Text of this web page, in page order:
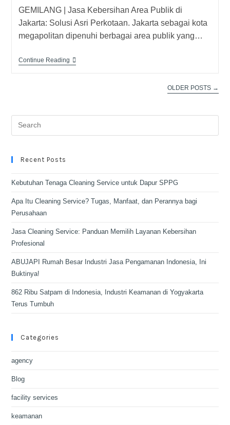
GEMILANG | Jasa Kebersihan Area Publik di
Jakarta: Solusi Asri Perkotaan. Jakarta sebagai kota
megapolitan dipenuhi berbagai area publik yang…
Continue Reading
OLDER POSTS →
Recent Posts
Kebutuhan Tenaga Cleaning Service untuk Dapur SPPG
Apa Itu Cleaning Service? Tugas, Manfaat, dan Perannya bagi
Perusahaan
Jasa Cleaning Service: Panduan Memilih Layanan Kebersihan
Profesional
ABUJAPI Rumah Besar Industri Jasa Pengamanan Indonesia, Ini
Buktinya!
862 Ribu Satpam di Indonesia, Industri Keamanan di Yogyakarta
Terus Tumbuh
Categories
agency
Blog
facility services
keamanan